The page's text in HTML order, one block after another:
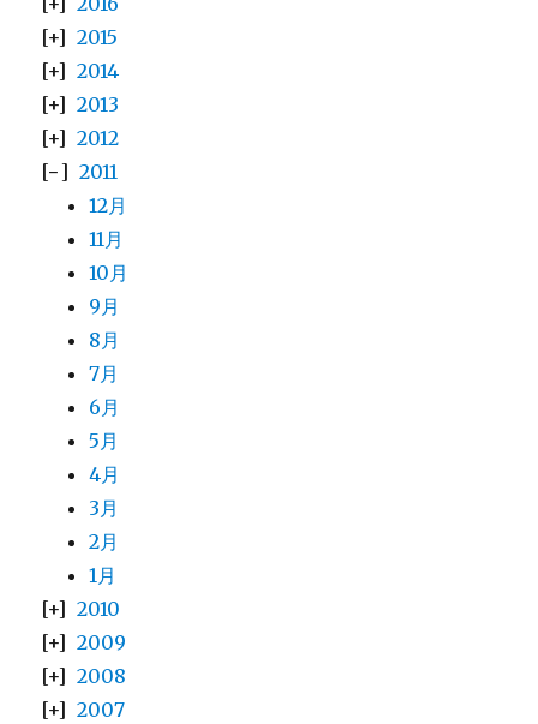
2015
2014
2013
2012
2011
12月
11月
10月
9月
8月
7月
6月
5月
4月
3月
2月
1月
2010
2009
2008
2007